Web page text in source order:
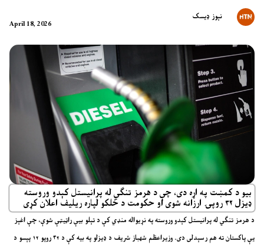
April 18, 2026
نېوز ډیسک
بیو د کمښت په اړه دی، چې د هرمز تنګي له پرانیستل کېدو وروسته
ډیزل ۳۲ روپۍ ارزانه شوی او حکومت د خلکو لپاره ریلیف اعلان کړی
د هرمز تنګي له پرانیستل کېدو وروسته په نړیواله منډي کې د تېلو بیې راټیټې شوې، چې اغېز
یې پاکستان ته هم رسېدلی دی. وزیراعظم شهباز شریف د ډیزلو په بیه کې د ۳۲ روپو ۱۲ پېسو د